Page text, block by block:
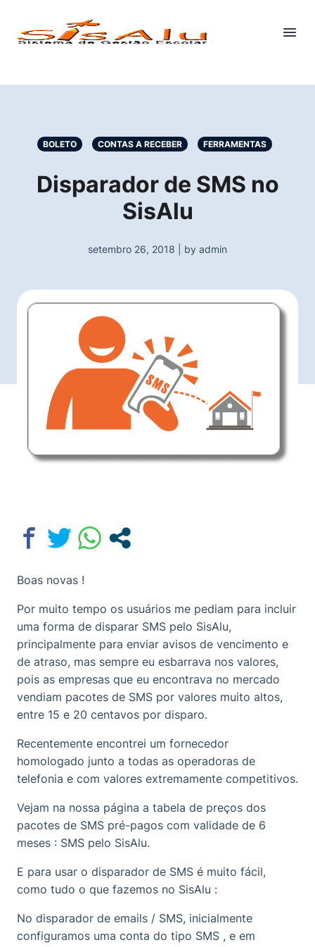
BOLETO CONTAS A RECEBER FERRAMENTAS
Disparador de SMS no
SisAlu
setembro 26, 2018 | by admin
Boas novas !
Por muito tempo os usuários me pediam para incluir
uma forma de disparar SMS pelo SisAlu,
principalmente para enviar avisos de vencimento e
de atraso, mas sempre eu esbarrava nos valores,
pois as empresas que eu encontrava no mercado
vendiam pacotes de SMS por valores muito altos,
entre 15 e 20 centavos por disparo.
Recentemente encontrei um fornecedor
homologado junto a todas as operadoras de
telefonia e com valores extremamente competitivos.
Vejam na nossa página a tabela de preços dos
pacotes de SMS pré-pagos com validade de 6
meses : SMS pelo SisAlu.
E para usar o disparador de SMS é muito fácil,
como tudo o que fazemos no SisAlu :
No disparador de emails / SMS, inicialmente
configuramos uma conta do tipo SMS , e em